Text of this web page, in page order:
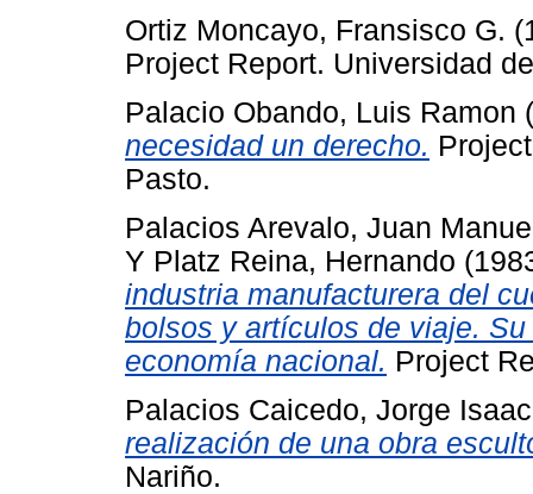
Ortiz Moncayo, Fransisco G.
Project Report. Universidad
Palacio Obando, Luis Ramon
necesidad un derecho.
Pasto.
Palacios Arevalo, Juan
Y Platz Reina, Hernando
industria manufacturera del
bolsos y artículos de viaje.
economía nacional. Project
Palacios Caicedo, Jorge Isaac
realización de una obra
Nariño.